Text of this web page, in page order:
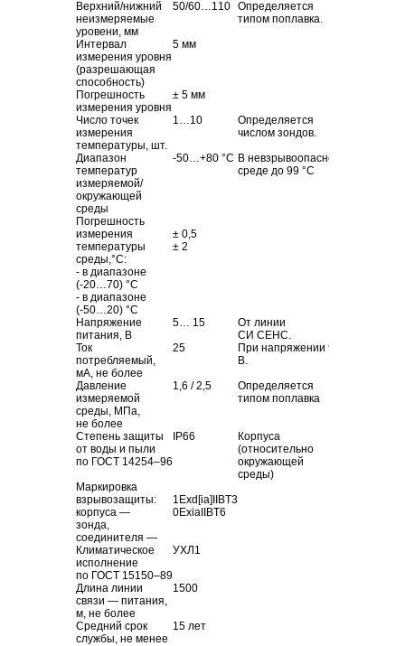
Верхний/нижний
неизмеряемые
уровени, мм
50/60…110 Определяется
типом поплавка.
Интервал
измерения уровня
(разрешающая
способность)
5 мм
Погрешность
измерения уровня
± 5 мм
Число точек
измерения
температуры, шт.
1…10
Определяется
числом зондов.
Диапазон
температур
измеряемой/
окружающей
среды
-50…+80 °С В невзрывоопасной
среде до 99 °С
Погрешность
измерения
температуры
среды,°С:
- в диапазоне
(-20…70) °С
- в диапазоне
(-50…20) °С
± 0,5
± 2
Напряжение
питания, В
5… 15
От линии
СИ СЕНС.
Ток
потребляемый,
мА, не более
25
При напряжении 9
В.
Давление
измеряемой
среды, МПа,
не более
1,6 / 2,5
Определяется
типом поплавка
Степень защиты
от воды и пыли
по ГОСТ 14254–96
IP66
Корпуса
(относительно
окружающей
среды)
Маркировка
взрывозащиты:
корпуса —
зонда,
соединителя —
1Еxd[ia]IIBT3
0ExiaIIBT6
Климатическое
исполнение
по ГОСТ 15150–89
УХЛ1
Длина линии
связи — питания,
м, не более
1500
Средний срок
службы, не менее
15 лет